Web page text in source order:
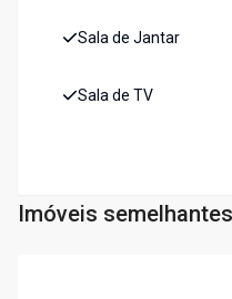
Sala de Jantar
Sala de TV
Imóveis semelhantes